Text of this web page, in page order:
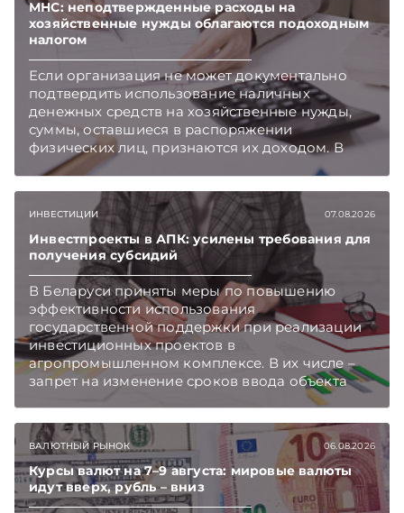
нормотворчества предусмотрены в
постановлении Совмина. Подписывайтесь на
Telegram‑канал и Viber. Главное об экономике
Беларуси — раньше, чем в новостях
TelegramViber
МНС: неподтвержденные расходы на
хозяйственные нужды облагаются подоходным
налогом
Если организация не может документально
подтвердить использование наличных
денежных средств на хозяйственные нужды,
суммы, оставшиеся в распоряжении
физических лиц, признаются их доходом. В
этом случае организация как налоговый агент
бюджет подоходный налог, напоминает МНС.
ИНВЕСТИЦИИ 07.08.2026
Инвестпроекты в АПК: усилены требования для
получения субсидий
В Беларуси приняты меры по повышению
эффективности использования
государственной поддержки при реализации
инвестиционных проектов в
агропромышленном комплексе. В их числе –
запрет на изменение сроков ввода объекта
инвестиций в эксплуатацию и его выхода на
Telegram‑канал и Viber. Главное об экономике
Беларуси — раньше, чем в новостях
TelegramViber
ВАЛЮТНЫЙ РЫНОК 06.08.2026
Курсы валют на 7–9 августа: мировые валюты
идут вверх, рубль – вниз